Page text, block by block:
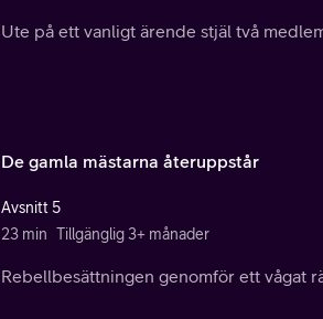
Ute på ett vanligt ärende stjäl två
De gamla mästarna återuppstår
Avsnitt 5
23 min Tillgänglig 3+ månader
Rebellbesättningen genomför ett vågat